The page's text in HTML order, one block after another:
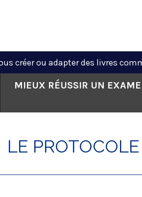
créer ou adapter des livres
MIEUX RÉUSSIR UN
LE